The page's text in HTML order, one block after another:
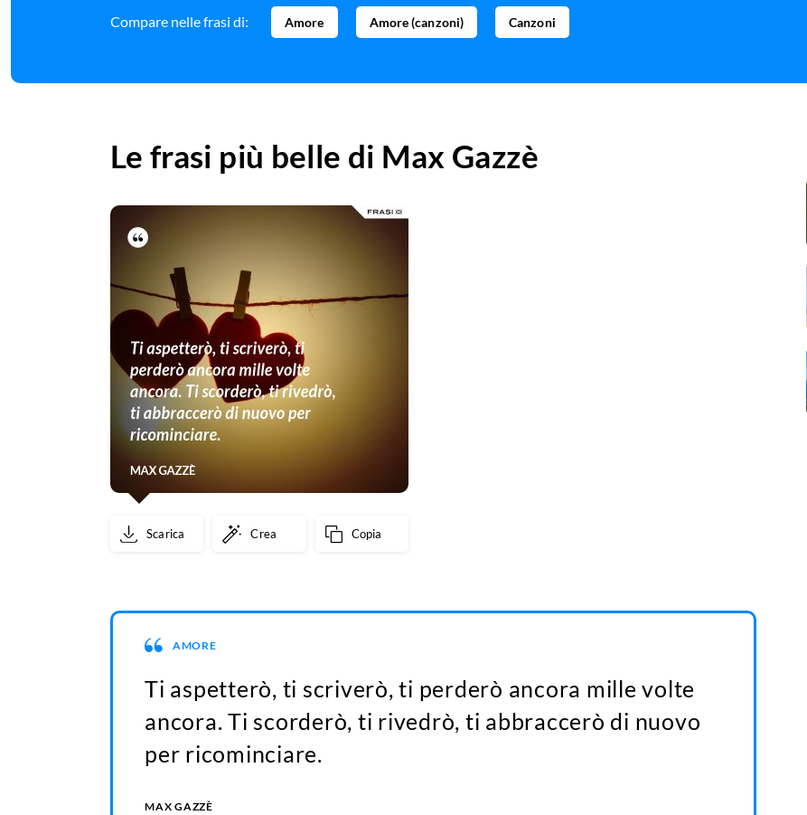
Compare nelle frasi di: Amore Amore (canzoni) Canzoni
Le frasi più belle di Max Gazzè
Scarica Crea Copia
AMORE
Ti aspetterò, ti scriverò, ti perderò ancora mille volte
ancora. Ti scorderò, ti rivedrò, ti abbraccerò di nuovo
per ricominciare.
MAX GAZZÈ